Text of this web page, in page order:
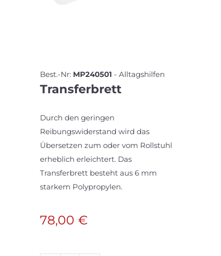
Best.-Nr: MP240501 -Alltagshilfen
Transferbrett
Durch den geringen
Reibungswiderstand wird das
Übersetzen zum oder vom Rollstuhl
erheblich erleichtert. Das
Transferbrett besteht aus 6 mm
starkem Polypropylen.
78,00€